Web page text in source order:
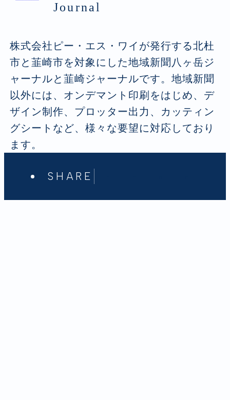
Journal
株式会社ピー・エス・ワイが発行する北杜
市と韮崎市を対象にした地域新聞八ヶ岳ジ
ャーナルと韮崎ジャーナルです。地域新聞
以外には、オンデマント印刷をはじめ、デ
ザイン制作、プロッター出力、カッティン
グシートなど、様々な要望に対応しており
ます。
SHARE